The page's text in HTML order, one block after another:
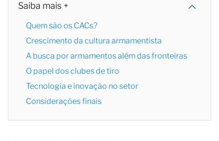
Saiba mais +
Quem são os CACs?
Crescimento da cultura armamentista
A busca por armamentos além das fronteiras
O papel dos clubes de tiro
Tecnologia e inovação no setor
Considerações finais